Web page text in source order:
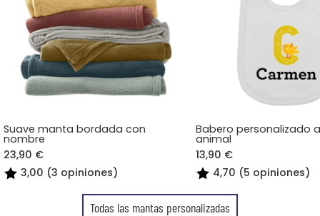
Suave manta bordada con
nombre
23,90 €
3,00 (3 opiniones)
Babero personalizado
animal
13,90 €
4,70 (5 opiniones)
Todas las mantas personalizadas